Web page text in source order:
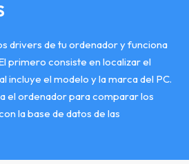
drivers de tu ordenador y funciona
primero consiste en localizar el
incluye el modelo y la marca del PC.
el ordenador para comparar los
la base de datos de las